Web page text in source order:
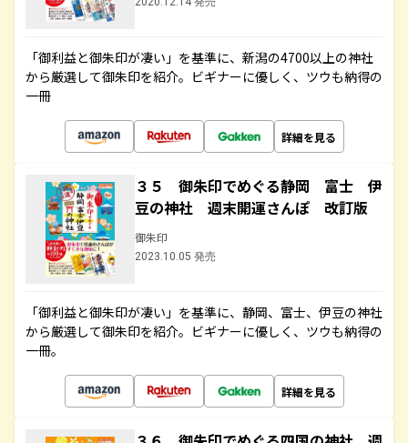
「御利益と御朱印が凄い」を基準に、新潟の4700以上の神社
から厳選して御朱印を紹介。ビギナーに優しく、ツウも納得の
一冊
詳細を見る
３５ 御朱印でめぐる静岡 富士 伊
豆の神社 週末開運さんぽ 改訂版
御朱印
2023.10.05 発売
「御利益と御朱印が凄い」を基準に、静岡、富士、伊豆の神社
から厳選して御朱印を紹介。ビギナーに優しく、ツウも納得の
一冊。
詳細を見る